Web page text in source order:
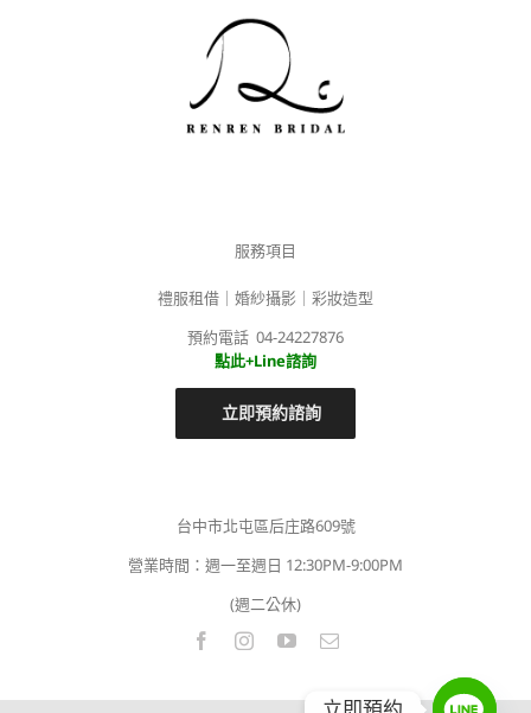
服務項目
禮服租借｜婚紗攝影｜彩妝造型
預約電話 04-24227876
點此+Line諮詢
立即預約諮詢
台中市北屯區后庄路609號
營業時間：週一至週日 12:30PM-9:00PM
(週二公休)